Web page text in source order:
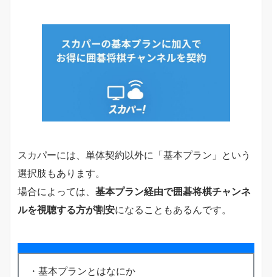
スカパーには、単体契約以外に「基本プラン」という
選択肢もあります。
場合によっては、 基本プラン経由で囲碁将棋チャンネ
ルを視聴する方が割安になることもあるんです。
・基本プランとはなにか